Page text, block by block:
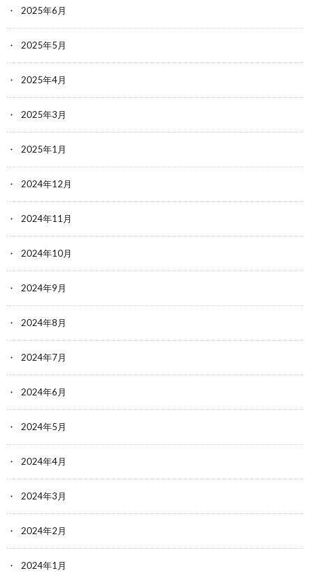
2025年6月
2025年5月
2025年4月
2025年3月
2025年1月
2024年12月
2024年11月
2024年10月
2024年9月
2024年8月
2024年7月
2024年6月
2024年5月
2024年4月
2024年3月
2024年2月
2024年1月